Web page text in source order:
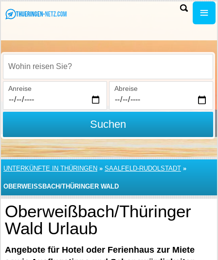
Wohin reisen Sie?
Anreise Abreise
Suchen
UNTERKÜNFTE IN THÜRINGEN » SAALFELD-RUDOLSTADT »
OBERWEISSBACH/THÜRINGER WALD
Oberweißbach/Thüringer
Wald Urlaub
Angebote für Hotel oder Ferienhaus zur Miete